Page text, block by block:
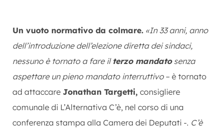
Un vuoto normativo da colmare. «In 33 anni, anno
dell’introduzione dell’elezione diretta dei sindaci,
nessuno è tornato a fare il terzo mandatosenza
aspettare un pieno mandato interruttivo– è tornato
ad attaccare Jonathan Targetti, consigliere
comunale di L’Alternativa C’è, nel corso di una
conferenza stampa alla Camera dei Deputati -. C’è